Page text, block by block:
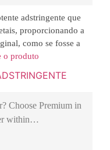
adstringente que
proporcionando a
como se fosse a
o produto
? Choose Premiumin
within…